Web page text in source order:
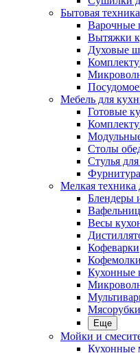
Бытовая
Варочные
Вытяжки
Духовые
Мебель для
Готовые
Столы
Стулья
Мелкая техника
Блендеры
Весы
Кофеварки
Кофемолки
Кухонные
Мясорубки
Еще
Мойки и
Кухонные